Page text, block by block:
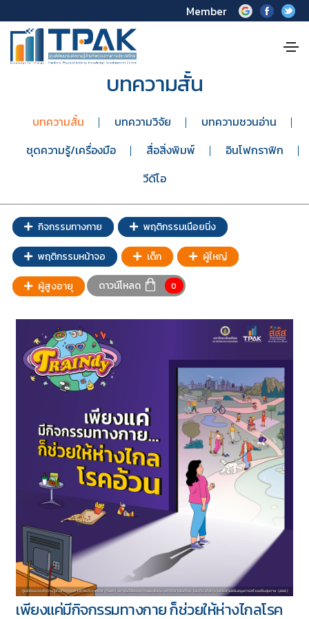
บทความสั้น
บทความสั้น บทความวิจัย
บทความชวนอ่าน
ชุดความรู้/เครื่องมือ
สื่อสิ่งพิมพ์
อินโฟกราฟิก
วีดีโอ
กิจกรรมทางกาย พฤติกรรมเนือยนิ่ง
พฤติกรรมหน้าจอ เด็ก ผู้ใหญ่
ผู้สูงอายุ ดาวน์โหลด 0
Member
ทั้งหมด 417 บทความ
เพียงแค่มีกิจกรรมทางกาย ก็ช่วยให้ห่างไกลโรค